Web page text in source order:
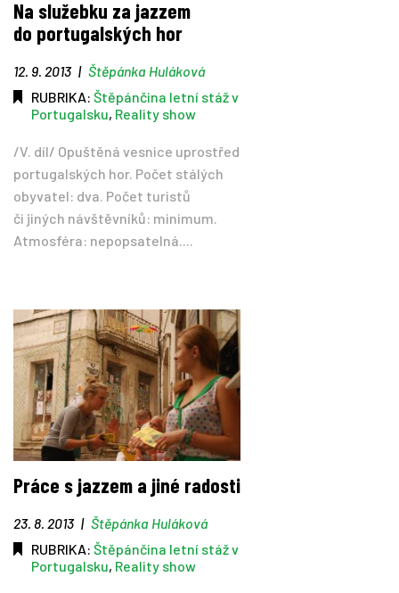
Tipy
Časopis
Na služebku za jazzem
do portugalských hor
12. 9. 2013 | Štěpánka Huláková
RUBRIKA: Štěpánčina letní stáž v
Portugalsku, Reality show
/V. díl/ Opuštěná vesnice uprostřed
portugalských hor. Počet stálých
obyvatel: dva. Počet turistů
či jiných návštěvníků: minimum.
Atmosféra: nepopsatelná....
Práce s jazzem a jiné radosti
23. 8. 2013 | Štěpánka Huláková
RUBRIKA: Štěpánčina letní stáž v
Portugalsku, Reality show